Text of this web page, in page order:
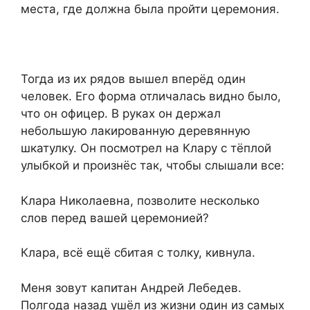
места, где должна была пройти церемония.
Тогда из их рядов вышел вперёд один
человек. Его форма отличалась видно было,
что он офицер. В руках он держал
небольшую лакированную деревянную
шкатулку. Он посмотрел на Клару с тёплой
улыбкой и произнёс так, чтобы слышали все:
Клара Николаевна, позволите несколько
слов перед вашей церемонией?
Клара, всё ещё сбитая с толку, кивнула.
Меня зовут капитан Андрей Лебедев.
Полгода назад ушёл из жизни один из самых